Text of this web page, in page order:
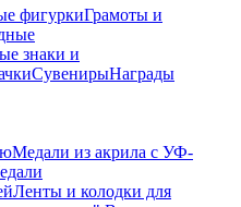
фигуркиГрамоты и
знаки и
СувенирыНаграды
Медали из акрила с УФ-
Ленты и колодки для